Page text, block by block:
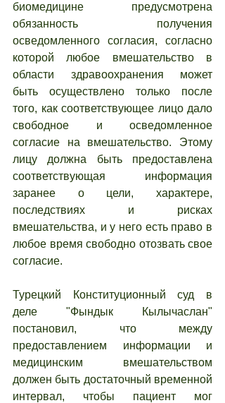
биомедицине предусмотрена
обязанность получения
осведомленного согласия, согласно
которой любое вмешательство в
области здравоохранения может
быть осуществлено только после
того, как соответствующее лицо дало
свободное и осведомленное
согласие на вмешательство. Этому
лицу должна быть предоставлена
соответствующая информация
заранее о цели, характере,
последствиях и рисках
вмешательства, и у него есть право в
любое время свободно отозвать свое
согласие.
Турецкий Конституционный суд в
деле "Фындык Кылычаслан"
постановил, что между
предоставлением информации и
медицинским вмешательством
должен быть достаточный временной
интервал, чтобы пациент мог